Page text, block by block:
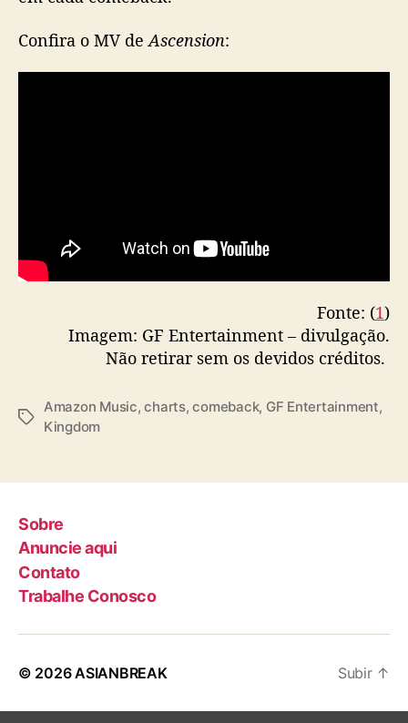
s
Confira o MV deAscension:
Fonte: (1)
Imagem: GF Entertainment – divulgação.
Não retirar sem os devidos créditos.
T
Amazon Music,charts,comeback, GF Entertainment,
Kingdom
Sobre
Anuncie aqui
Contato
Trabalhe Conosco
© 2026ASIANBREAK Subir ↑